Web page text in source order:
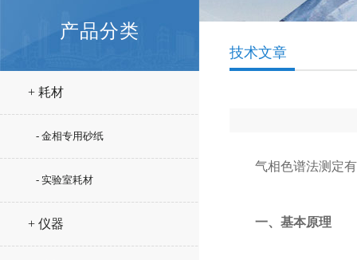
产品分类
+ 耗材
- 金相专用砂纸
- 实验室耗材
+ 仪器
技术文章
气相色谱法测定有
一、基本原理